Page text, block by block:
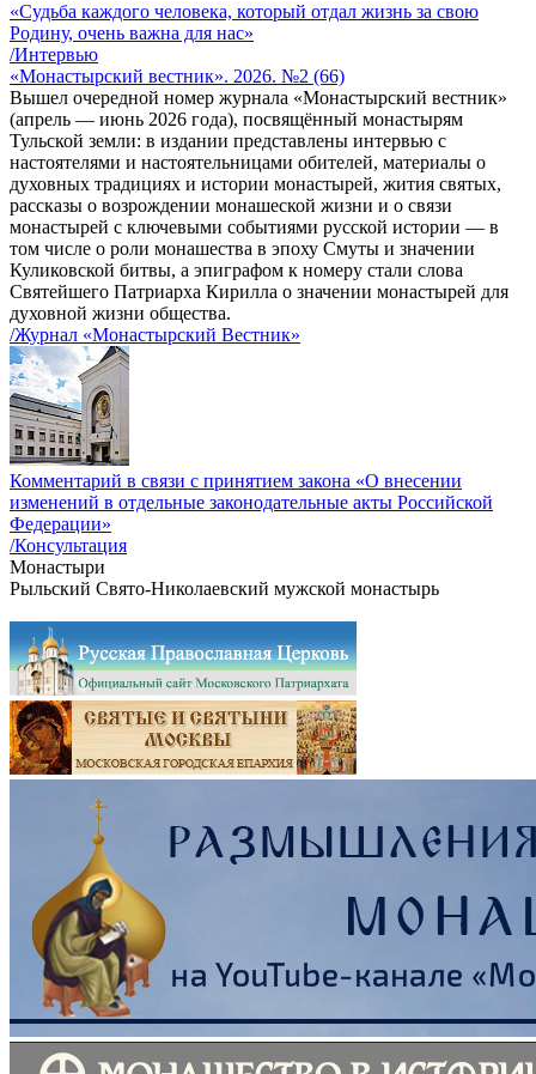
«Судьба каждого человека, который отдал жизнь за свою
Родину, очень важна для нас»
/Интервью
«Монастырский вестник». 2026. №2 (66)
Вышел очередной номер журнала «Монастырский вестник»
(апрель — июнь 2026 года), посвящённый монастырям
Тульской земли: в издании представлены интервью с
настоятелями и настоятельницами обителей, материалы о
духовных традициях и истории монастырей, жития святых,
рассказы о возрождении монашеской жизни и о связи
монастырей с ключевыми событиями русской истории — в
том числе о роли монашества в эпоху Смуты и значении
Куликовской битвы, а эпиграфом к номеру стали слова
Святейшего Патриарха Кирилла о значении монастырей для
духовной жизни общества.
/Журнал «Монастырский Вестник»
Комментарий в связи с принятием закона «О внесении
изменений в отдельные законодательные акты Российской
Федерации»
/Консультация
Монастыри
Рыльский Свято-Николаевский мужской монастырь